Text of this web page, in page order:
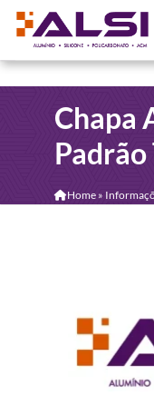
Chapa
Padrão
Home»